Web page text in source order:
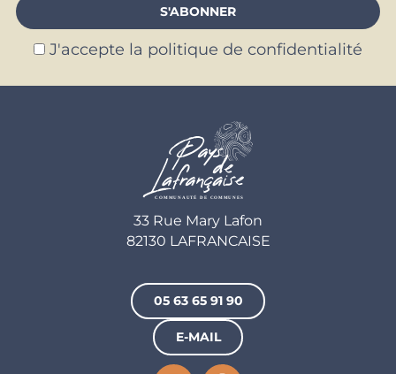
J'accepte la politique de confidentialité
33 Rue Mary Lafon
82130 LAFRANCAISE
05 63 65 91 90
E-MAIL